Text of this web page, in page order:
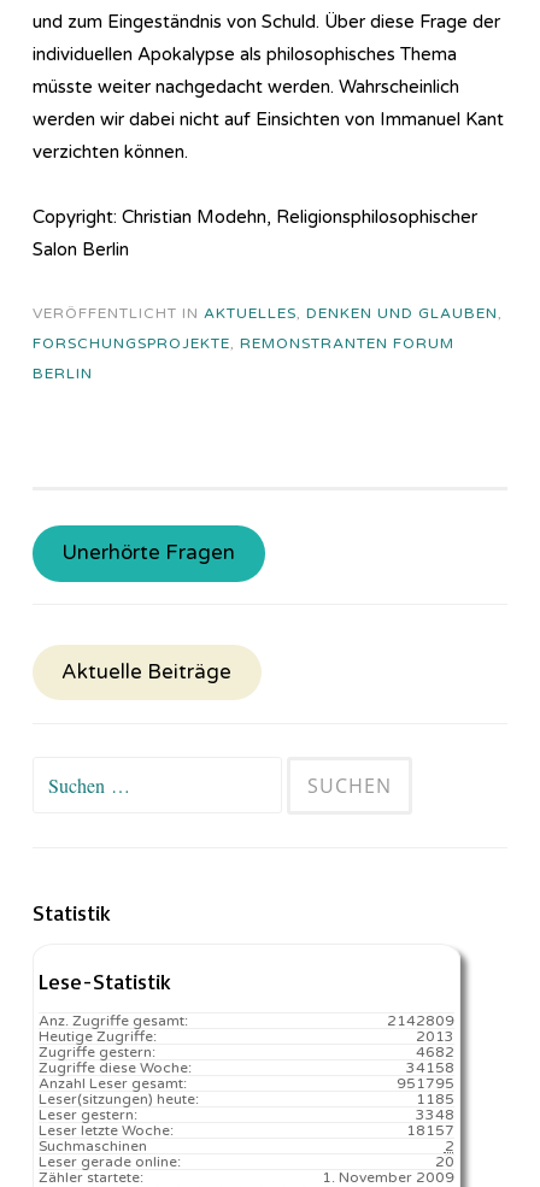
und zum Eingeständnis von Schuld. Über diese Frage der
individuellen Apokalypse als philosophisches Thema
müsste weiter nachgedacht werden. Wahrscheinlich
werden wir dabei nicht auf Einsichten von Immanuel Kant
verzichten können.
Copyright: Christian Modehn, Religionsphilosophischer
Salon Berlin
VERÖFFENTLICHT IN AKTUELLES, DENKEN UND GLAUBEN,
FORSCHUNGSPROJEKTE, REMONSTRANTEN FORUM
BERLIN
Unerhörte Fragen
Aktuelle Beiträge
Suchen
Statistik
Lese-Statistik
2142809
Anz. Zugriffe gesamt:
2013
Heutige Zugriffe:
4682
Zugriffe gestern:
34158
Zugriffe diese Woche:
951795
Anzahl Leser gesamt:
1185️
Leser(sitzungen) heute:
3348
Leser gestern:
18157️
Leser letzte Woche:
2
Suchmaschinen
20
Leser gerade online:
1. November 2009
Zähler startete: